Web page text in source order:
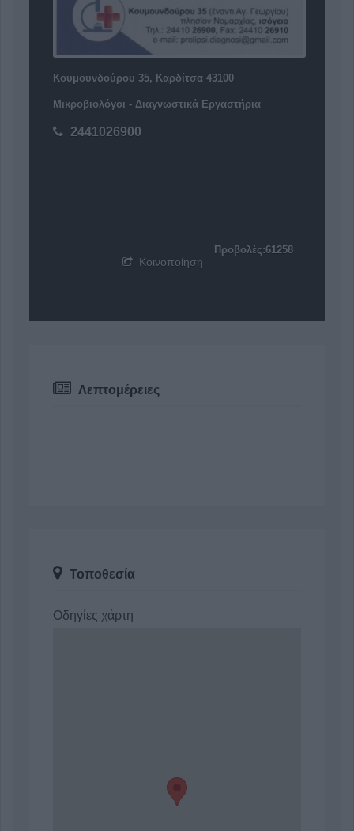
Κουμουνδούρου 35, Καρδίτσα 43100
Μικροβιολόγοι - Διαγνωστικά Εργαστήρια
2441026900
Προβολές:61258
Κοινοποίηση
Λεπτομέρειες
Τοποθεσία
Οδηγίες χάρτη